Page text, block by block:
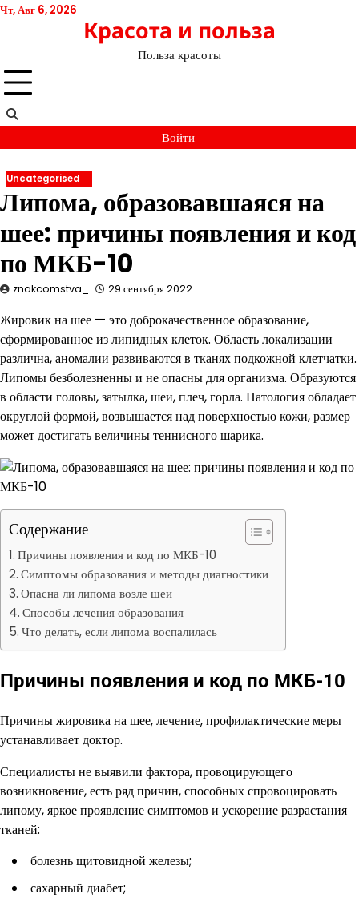
Перейти
Чт, Авг 6, 2026
Красота и польза
Польза красоты
Войти
Uncategorised
Липома, образовавшаяся на
шее: причины появления и код
по МКБ-10
znakcomstva_ 29 сентября 2022
Жировик на шее — это доброкачественное образование,
сформированное из липидных клеток. Область локализации
различна, аномалии развиваются в тканях подкожной клетчатки.
Липомы безболезненны и не опасны для организма. Образуются
в области головы, затылка, шеи, плеч, горла. Патология обладает
округлой формой, возвышается над поверхностью кожи, размер
может достигать величины теннисного шарика.
Содержание
Причины появления и код по МКБ-10
Симптомы образования и методы диагностики
Опасна ли липома возле шеи
Способы лечения образования
Что делать, если липома воспалилась
Причины появления и код по МКБ-10
Причины жировика на шее, лечение, профилактические меры
устанавливает доктор.
Специалисты не выявили фактора, провоцирующего
возникновение, есть ряд причин, способных спровоцировать
липому, яркое проявление симптомов и ускорение разрастания
тканей:
болезнь щитовидной железы;
сахарный диабет;